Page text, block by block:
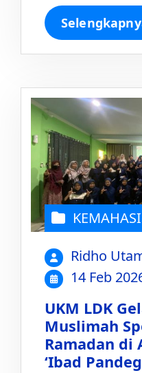
Ridho
14 Feb
UKM LDK
Muslimah
Ramadan di
‘Ibad